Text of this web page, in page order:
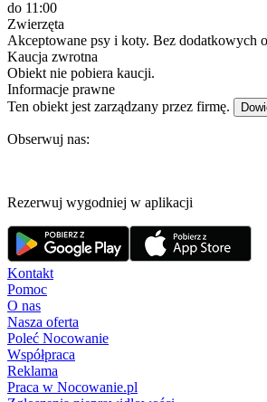
do 11:00
Zwierzęta
Akceptowane psy i koty. Bez dodatkowych
Kaucja zwrotna
Obiekt nie pobiera kaucji.
Informacje prawne
Ten obiekt jest zarządzany przez firmę.
Obserwuj nas:
Rezerwuj wygodniej w aplikacji
Kontakt
Pomoc
O nas
Nasza oferta
Poleć Nocowanie
Współpraca
Reklama
Praca w Nocowanie.pl